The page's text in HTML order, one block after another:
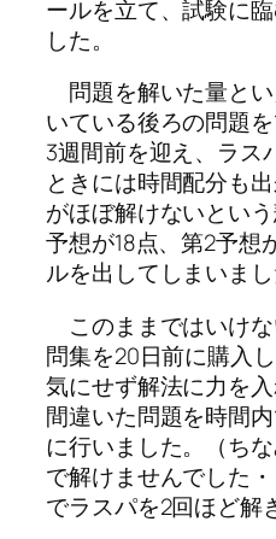
ールを立て、試験に
した。
問題を解いた量と
いている後ろの問題を
3週間前を迎え、ラス
ときには時間配分も
がほぼ解けないとい
予想が18点、第2予想
ルを出してしまいまし
このままではいけ
問集を20日前に購入
気にせず解法に力を
間違いた問題を時間
に行いました。（ち
で解けませんでした
でラスパを2回ほど解